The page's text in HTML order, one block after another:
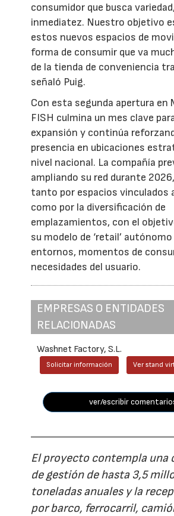
consumidor que busca
inmediatez. Nuestro objetivo
estos nuevos espacios de
forma de consumir que va
de la tienda de conveniencia
señaló Puig.
Con esta segunda apertura en
FISH culmina un mes clave
expansión y continúa
presencia en ubicaciones
nivel nacional. La compañía
ampliando su red durante
tanto por espacios vinculados
como por la diversificación de
emplazamientos, con el
su modelo de ‘retail’
entornos, momentos de
necesidades del usuario.
EMPRESAS O ENTIDADES
RELACIONADAS
Washnet Factory, S.L.
Solicitar información Ver stand
ver/escribir
El proyecto contempla una
de gestión de hasta 3,5
toneladas anuales y la
por barco, ferrocarril,